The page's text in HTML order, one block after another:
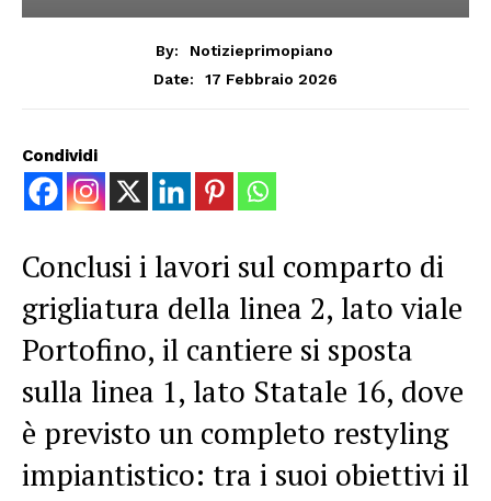
By:
Notizieprimopiano
Date:
17 Febbraio 2026
Condividi
Conclusi i lavori sul comparto di
grigliatura della linea 2, lato viale
Portofino, il cantiere si sposta
sulla linea 1, lato Statale 16, dove
è previsto un completo restyling
impiantistico: tra i suoi obiettivi il